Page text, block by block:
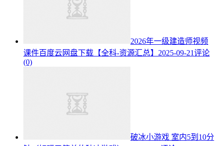
2026年一级建造师视频
课件百度云网盘下载【全科-资源汇总】 2025-09-21评论
(0)
破冰小游戏 室内5到10分